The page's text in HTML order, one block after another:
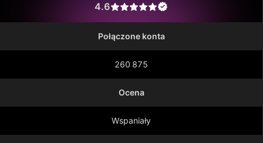
4.6
Połączone konta
260 875
Ocena
Wspaniały